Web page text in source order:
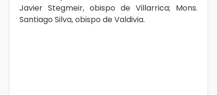
Javier Stegmeir, obispo de Villarrica; Mons.
Santiago Silva, obispo de Valdivia.